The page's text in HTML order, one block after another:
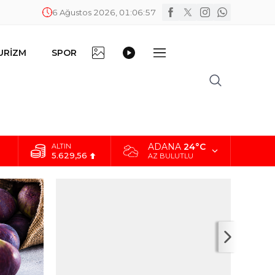
6 Ağustos 2026, 01:06:58
SPOR
ALTIN
5.629,56
ADANA 24°C
AZ BULUTLU